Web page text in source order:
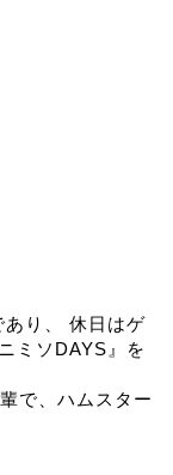
り、 休日はゲ
ミソDAYS』を
で、ハムスター